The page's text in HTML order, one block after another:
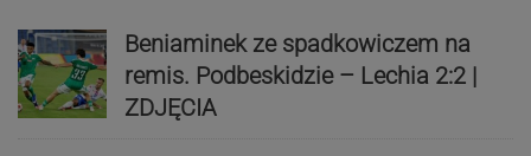
Beniaminek ze spadkowiczem na
remis. Podbeskidzie – Lechia 2:2 |
ZDJĘCIA